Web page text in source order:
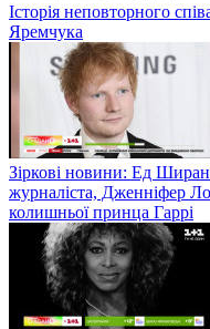
Історія неповторного
Яремчука
Зіркові новини: Ед Ширан
журналіста, Дженніфер
колишньої принца Гаррі